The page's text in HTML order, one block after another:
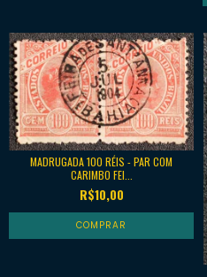
MADRUGADA 100 RÉIS - PAR COM
CARIMBO FEI...
R$10,00